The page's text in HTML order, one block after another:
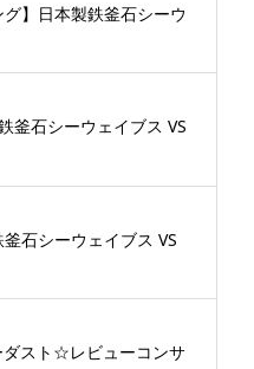
】日本製鉄釜石シーウ
釜石シーウェイブス VS
石シーウェイブス VS
ダスト☆レビューコンサ